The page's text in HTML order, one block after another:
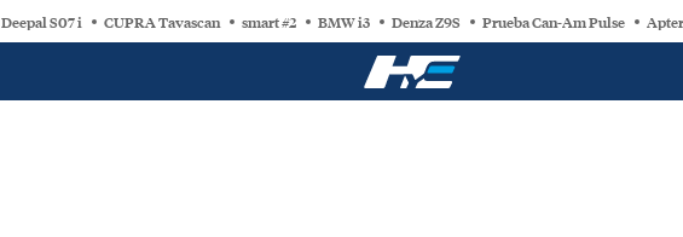
Deepal S07 i CUPRA Tavascan smart #2 BMW i3 Denza Z9S Prueba Can-Am Pulse